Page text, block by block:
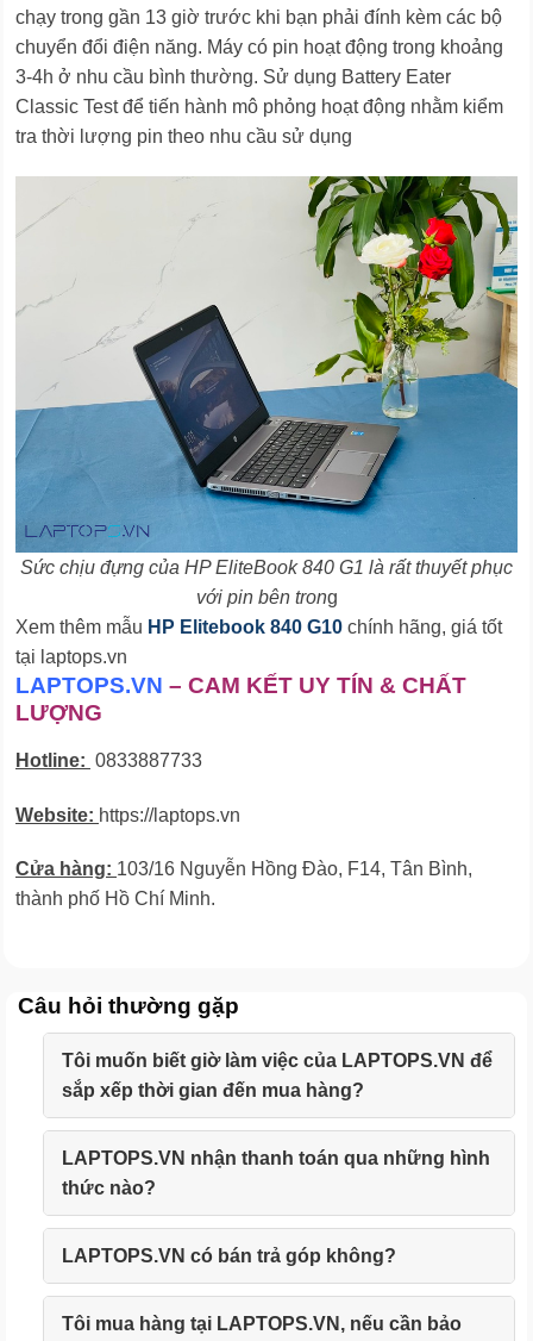
chạy trong gần 13 giờ trước khi bạn phải đính kèm các bộ
chuyển đổi điện năng. Máy có pin hoạt động trong khoảng
3-4h ở nhu cầu bình thường. Sử dụng Battery Eater
Classic Test để tiến hành mô phỏng hoạt động nhằm kiểm
tra thời lượng pin theo nhu cầu sử dụng
Sức chịu đựng của HP EliteBook 840 G1 là rất thuyết phục
với pin bên trong
Xem thêm mẫu HP Elitebook 840 G10 chính hãng, giá tốt
tại laptops.vn
LAPTOPS.VN – CAM KẾT UY TÍN & CHẤT
LƯỢNG
Hotline: 0833887733
Website: https://laptops.vn
Cửa hàng: 103/16 Nguyễn Hồng Đào, F14, Tân Bình,
thành phố Hồ Chí Minh.
Câu hỏi thường gặp
Tôi muốn biết giờ làm việc của LAPTOPS.VN để
sắp xếp thời gian đến mua hàng?
LAPTOPS.VN nhận thanh toán qua những hình
thức nào?
LAPTOPS.VN có bán trả góp không?
Tôi mua hàng tại LAPTOPS.VN, nếu cần bảo